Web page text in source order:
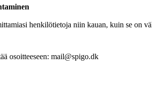
henkilötietoja niin kauan, kuin se on
osoitteeseen: mail@spigo.dk